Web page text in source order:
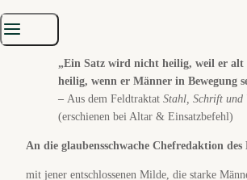
„Ein Satz wird nicht heilig, weil er
heilig, wenn er Männer in Bewegung
– Aus dem Feldtraktat Stahl, Schrift und
(erschienen bei Altar & Einsatzbefehl)
An die glaubensschwache Chefredaktion des
mit jener entschlossenen Milde, die starke